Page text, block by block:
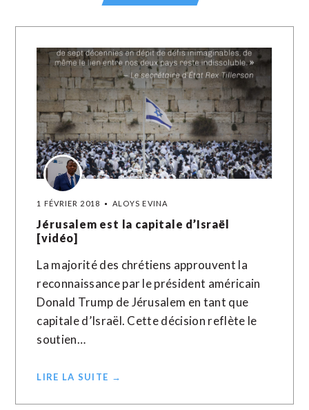
1 FÉVRIER 2018 ALOYS EVINA
Jérusalem est la capitale d’Israël
[vidéo]
La majorité des chrétiens approuvent la
reconnaissance par le président américain
Donald Trump de Jérusalem en tant que
capitale d’Israël. Cette décision reflète le
soutien…
LIRE LA SUITE →